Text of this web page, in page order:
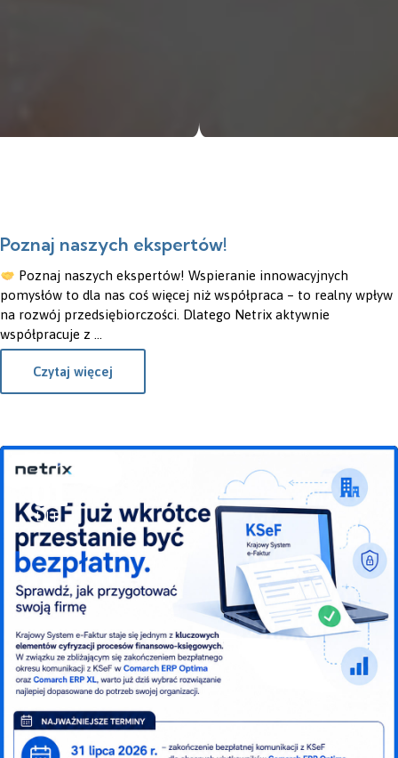
20
LIP
Poznaj naszych ekspertów!
Poznaj naszych ekspertów! Wspieranie innowacyjnych
pomysłów to dla nas coś więcej niż współpraca – to realny wpływ
na rozwój przedsiębiorczości. Dlatego Netrix aktywnie
współpracuje z ...
Czytaj więcej
01
LIP